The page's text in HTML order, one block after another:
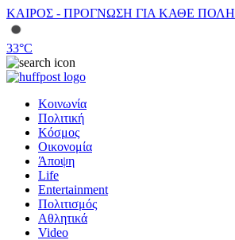
ΚΑΙΡΟΣ - ΠΡΟΓΝΩΣΗ ΓΙΑ ΚΑΘΕ ΠΟΛΗ
33°C
Κοινωνία
Πολιτική
Κόσμος
Οικονομία
Άποψη
Life
Entertainment
Πολιτισμός
Αθλητικά
Video